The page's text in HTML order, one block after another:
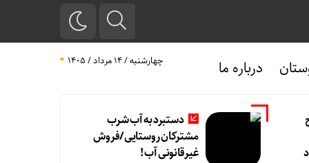
درباره ما چهارشنبه / ۱۴ مرداد / ۱۴۰۵
دستبرد به آب شرب
مشترکان روستایی/فروش
غیرقانونی آب!